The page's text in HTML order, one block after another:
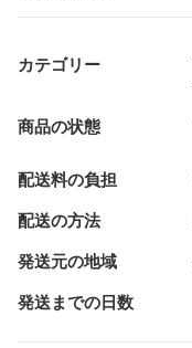
カテゴリー
商品の状態
配送料の負担
配送の方法
発送元の地域
発送までの日数